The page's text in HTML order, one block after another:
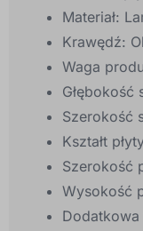
Materiał:
Krawędź:
Waga
Głębokość
Szerokość
Kształt
Szerokość
Wysokość